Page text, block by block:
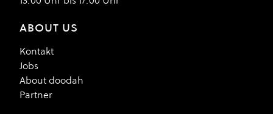
ABOUT US
Kontakt
Jobs
About doodah
Partner